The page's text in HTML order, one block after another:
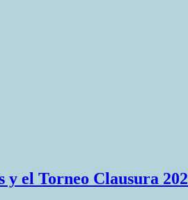
el Torneo Clausura